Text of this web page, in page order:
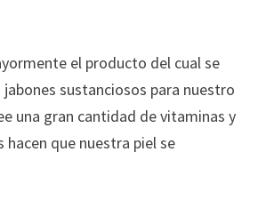
el producto del cual se
sustanciosos para nuestro
una gran cantidad de vitaminas y
hacen que nuestra piel se